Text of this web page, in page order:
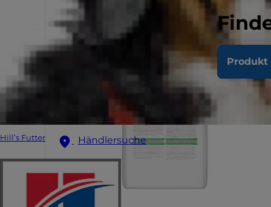
Produkt
Hill’s Futter Händlersuche